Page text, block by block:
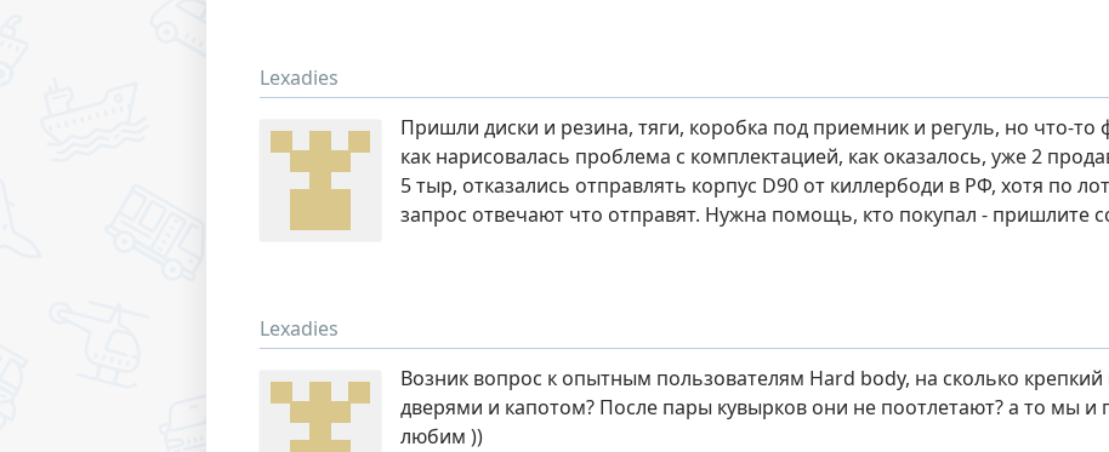
Lexadies
Пришли диски и резина, тяги, коробка под приемник и регуль, но что-то
как нарисовалась проблема с комплектацией, как оказалось, уже 2
5 тыр, отказались отправлять корпус D90 от киллербоди в РФ, хотя по
запрос отвечают что отправят. Нужна помощь, кто покупал - пришлите
Lexadies
Возник вопрос к опытным пользователям Hard body, на сколько
дверями и капотом? После пары кувырков они не поотлетают? а то мы
любим ))